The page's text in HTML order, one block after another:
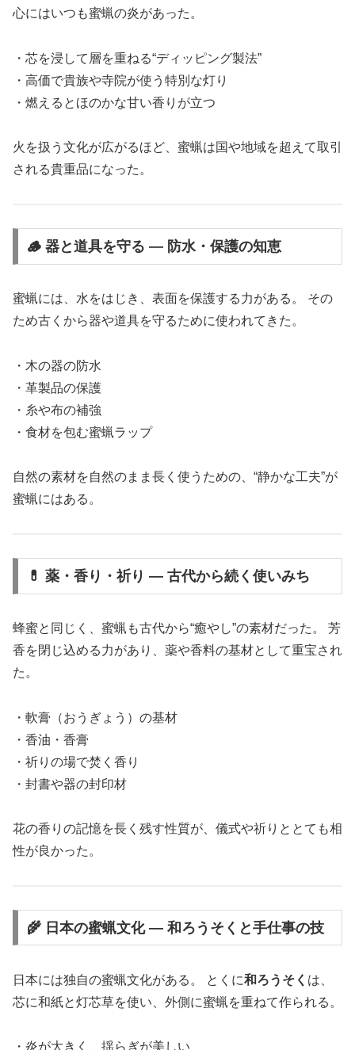
心にはいつも蜜蝋の炎があった。
・芯を浸して層を重ねる“ディッピング製法”
・高価で貴族や寺院が使う特別な灯り
・燃えるとほのかな甘い香りが立つ
火を扱う文化が広がるほど、蜜蝋は国や地域を超えて取引
される貴重品になった。
🪵 器と道具を守る ― 防水・保護の知恵
蜜蝋には、水をはじき、表面を保護する力がある。 その
ため古くから器や道具を守るために使われてきた。
・木の器の防水
・革製品の保護
・糸や布の補強
・食材を包む蜜蝋ラップ
自然の素材を自然のまま長く使うための、“静かな工夫”が
蜜蝋にはある。
💊 薬・香り・祈り ― 古代から続く使いみち
蜂蜜と同じく、蜜蝋も古代から“癒やし”の素材だった。 芳
香を閉じ込める力があり、薬や香料の基材として重宝され
た。
・軟膏（おうぎょう）の基材
・香油・香膏
・祈りの場で焚く香り
・封書や器の封印材
花の香りの記憶を長く残す性質が、儀式や祈りととても相
性が良かった。
🌾 日本の蜜蝋文化 ― 和ろうそくと手仕事の技
日本には独自の蜜蝋文化がある。 とくに和ろうそく は、
芯に和紙と灯芯草を使い、外側に蜜蝋を重ねて作られる。
・炎が大きく、揺らぎが美しい